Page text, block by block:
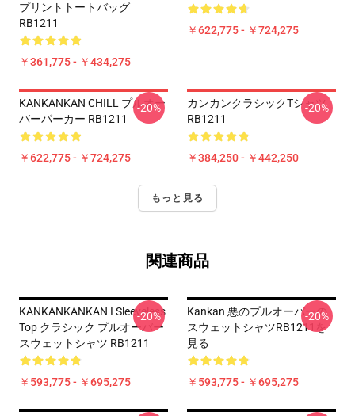
プリントトートバッグ
RB1211
￥361,775 - ￥434,275
￥622,775 - ￥724,275
KANKANKAN CHILL プルオー
バーパーカー RB1211
￥622,775 - ￥724,275
-20%
カンカンクラシックTシャツ
RB1211
￥384,250 - ￥442,250
-20%
もっと見る
関連商品
KANKANKANKAN I Sleeveless
Top クラシック プルオーバー
スウェットシャツ RB1211
￥593,775 - ￥695,275
-20%
Kankan 悪のプルオーバーの
スウェットシャツRB1211を
見る
￥593,775 - ￥695,275
-20%